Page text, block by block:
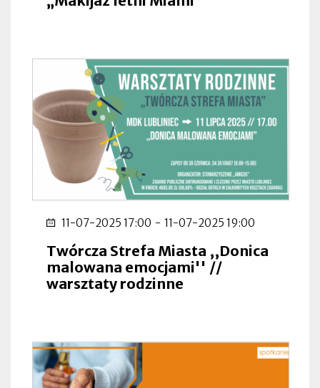
11-07-2025 17:00 - 11-07-2025 19:00
Twórcza Strefa Miasta ,,Donica
malowana emocjami'' //
warsztaty rodzinne